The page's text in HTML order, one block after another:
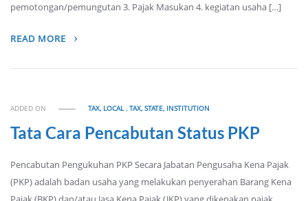
pemotongan/pemungutan 3. Pajak Masukan 4. kegiatan usaha […]
READ MORE
ADDED ON TAX, LOCAL,TAX, STATE, INSTITUTION
Tata Cara Pencabutan Status PKP
Pencabutan Pengukuhan PKP Secara Jabatan Pengusaha Kena Pajak
(PKP) adalah badan usaha yang melakukan penyerahan Barang Kena